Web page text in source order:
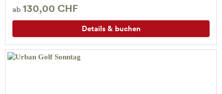
ab 130,00 CHF
Details & buchen